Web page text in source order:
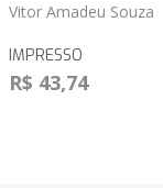
Vitor Amadeu Souza
IMPRESSO
R$ 43,74